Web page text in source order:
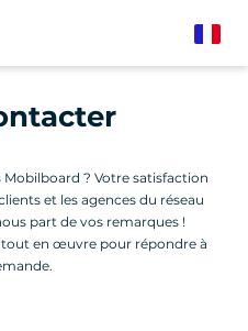
? Votre satisfaction
et les agences du réseau
part de vos remarques !
en œuvre pour répondre à